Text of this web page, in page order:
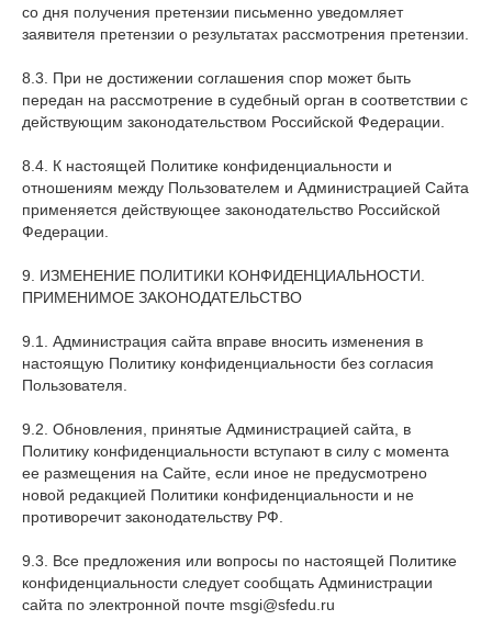
со дня получения претензии письменно уведомляет
заявителя претензии о результатах рассмотрения претензии.
8.3. При не достижении соглашения спор может быть
передан на рассмотрение в судебный орган в соответствии с
действующим законодательством Российской Федерации.
8.4. К настоящей Политике конфиденциальности и
отношениям между Пользователем и Администрацией Сайта
применяется действующее законодательство Российской
Федерации.
9. ИЗМЕНЕНИЕ ПОЛИТИКИ КОНФИДЕНЦИАЛЬНОСТИ.
ПРИМЕНИМОЕ ЗАКОНОДАТЕЛЬСТВО
9.1. Администрация сайта вправе вносить изменения в
настоящую Политику конфиденциальности без согласия
Пользователя.
9.2. Обновления, принятые Администрацией сайта, в
Политику конфиденциальности вступают в силу с момента
ее размещения на Сайте, если иное не предусмотрено
новой редакцией Политики конфиденциальности и не
противоречит законодательству РФ.
9.3. Все предложения или вопросы по настоящей Политике
конфиденциальности следует сообщать Администрации
сайта по электронной почте msgi@sfedu.ru